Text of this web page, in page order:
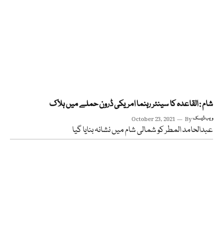
شام : القاعدہ کا سینئر رہنما امریکی ڈرون حملے میں ہلاک
October 23, 2021 Byویب ڈیسک
عبدالحامد المطر کو شمالی شام میں نشانہ بنایا گیا